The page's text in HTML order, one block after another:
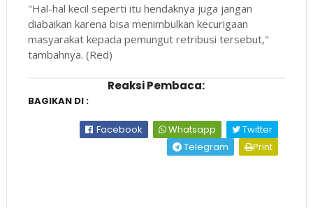
"Hal-hal kecil seperti itu hendaknya juga jangan
diabaikan karena bisa menimbulkan kecurigaan
masyarakat kepada pemungut retribusi tersebut,"
tambahnya. (Red)
Reaksi Pembaca:
BAGIKAN DI :
Facebook Whatsapp
Twitter
Telegram
Print